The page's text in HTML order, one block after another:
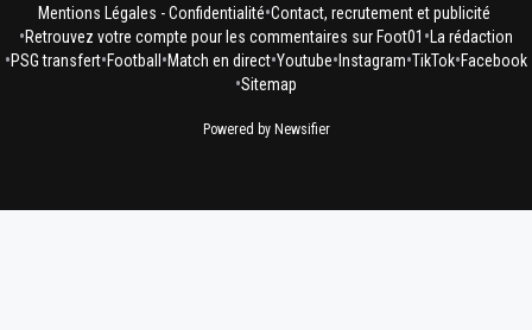
Mentions Légales - Confidentialité•Contact, recrutement et publicité
•Retrouvez votre compte pour les commentaires sur Foot01 •La rédaction
•PSG transfert•Football •Match en direct•Youtube• Instagram•TikTok•Facebook
•Sitemap
Powered by Newsifier